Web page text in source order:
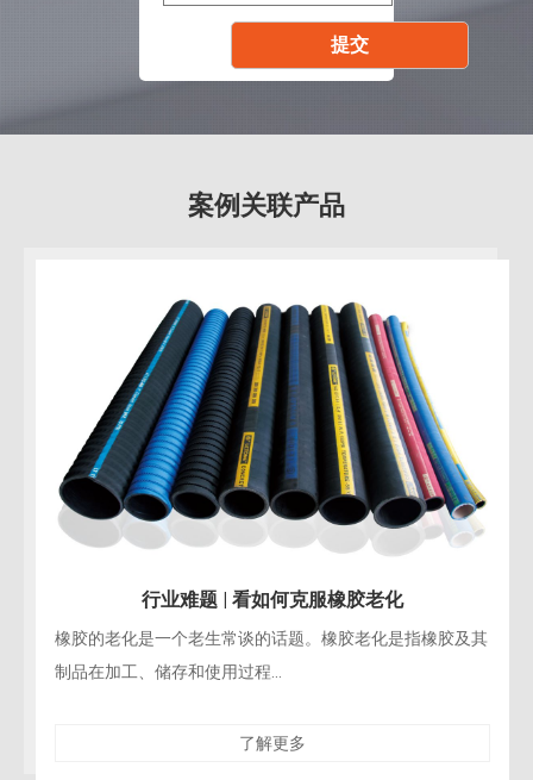
案例关联产品
行业难题 | 看如何克服橡胶老化
橡胶的老化是一个老生常谈的话题。橡胶老化是指橡胶及其
制品在加工、储存和使用过程...
了解更多